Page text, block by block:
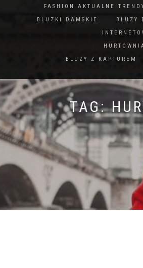
FASHION AKTUALNE
BLUZKI DAMSKIE
BLUZY
BLUZY Z KAPTUREM
TAG: